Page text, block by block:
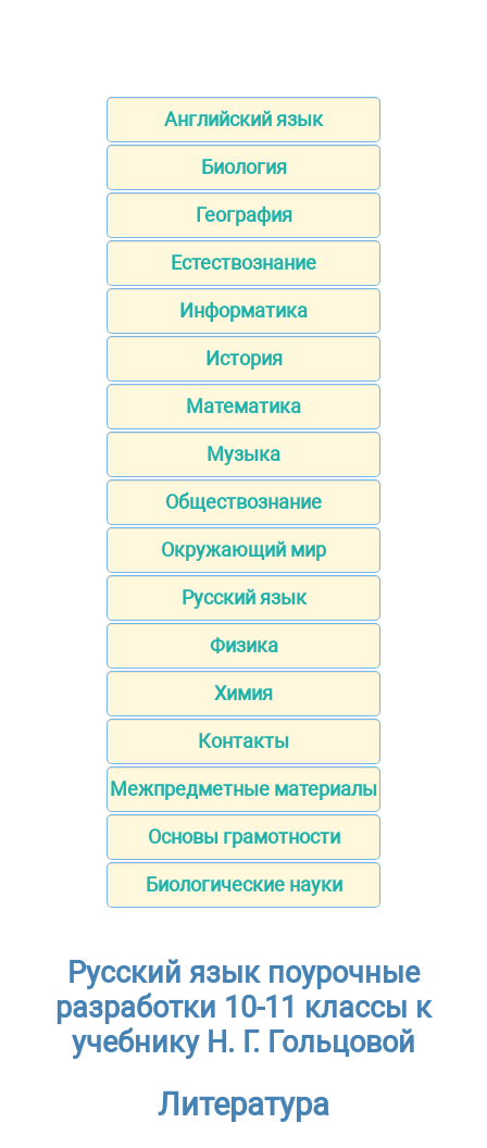
Английский язык
Биология
География
Естествознание
Информатика
История
Математика
Музыка
Обществознание
Окружающий мир
Русский язык
Физика
Химия
Контакты
Межпредметные материалы
Основы грамотности
Биологические науки
Русский язык поурочные
разработки 10-11 классы к
учебнику Н. Г. Гольцовой
Литература